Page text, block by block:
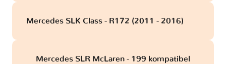
Mercedes SLK Class - R172 (2011 - 2016)
Mercedes SLR McLaren - 199 kompatibel